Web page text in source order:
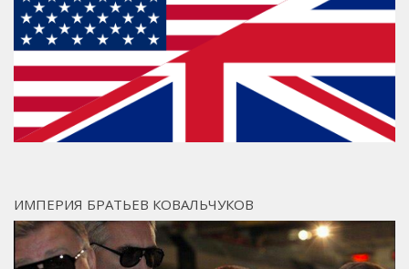
ИМПЕРИЯ БРАТЬЕВ КОВАЛЬЧУКОВ